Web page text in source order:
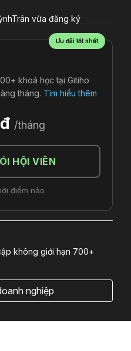
Ưu đãi tốt nhất
khoá học tại Gitiho
tháng. Tìm hiểu thêm
/tháng
HỘI VIÊN
điểm nào
không giới hạn 700+
nghiệp